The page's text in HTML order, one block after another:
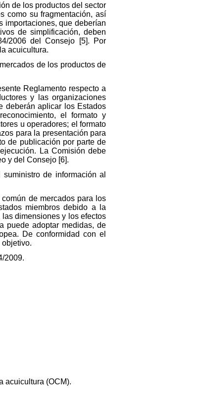
de los productos del sector
como su fragmentación, así
importaciones, que deberían
de simplificación, deben
2006 del Consejo [5]. Por
acuicultura.
de los productos de
Reglamento respecto a
y las organizaciones
deberán aplicar los Estados
el formato y
u operadores; el formato
para la presentación para
de publicación por parte de
La Comisión debe
y del Consejo [6].
de información al
de mercados para los
miembros debido a la
dimensiones y los efectos
puede adoptar medidas, de
De conformidad con el
2009.
acuicultura (OCM).